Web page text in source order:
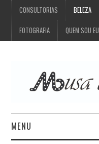
CONSULTORIAS BELEZA
FOTOGRAFIA QUEM SOU EU
MENU